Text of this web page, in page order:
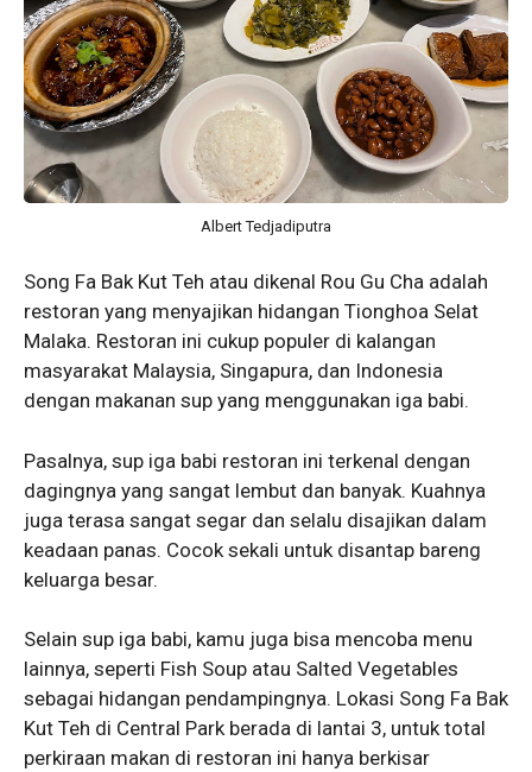
Albert Tedjadiputra
Song Fa Bak Kut Teh atau dikenal Rou Gu Cha adalah
restoran yang menyajikan hidangan Tionghoa Selat
Malaka. Restoran ini cukup populer di kalangan
masyarakat Malaysia, Singapura, dan Indonesia
dengan makanan sup yang menggunakan iga babi.
Pasalnya, sup iga babi restoran ini terkenal dengan
dagingnya yang sangat lembut dan banyak. Kuahnya
juga terasa sangat segar dan selalu disajikan dalam
keadaan panas. Cocok sekali untuk disantap bareng
keluarga besar.
Selain sup iga babi, kamu juga bisa mencoba menu
lainnya, seperti Fish Soup atau Salted Vegetables
sebagai hidangan pendampingnya. Lokasi Song Fa Bak
Kut Teh di Central Park berada di lantai 3, untuk total
perkiraan makan di restoran ini hanya berkisar